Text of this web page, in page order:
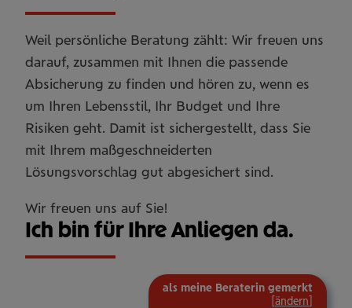
Weil persönliche Beratung zählt: Wir freuen uns
darauf, zusammen mit Ihnen die passende
Absicherung zu finden und hören zu, wenn es
um Ihren Lebensstil, Ihr Budget und Ihre
Risiken geht. Damit ist sichergestellt, dass Sie
mit Ihrem maßgeschneiderten
Lösungsvorschlag gut abgesichert sind.
Wir freuen uns auf Sie!
Ich bin für Ihre Anliegen da.
als meine Beraterin gemerkt
ändern